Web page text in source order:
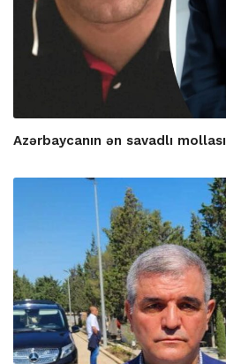
Azərbaycanın ən savadlı mollası